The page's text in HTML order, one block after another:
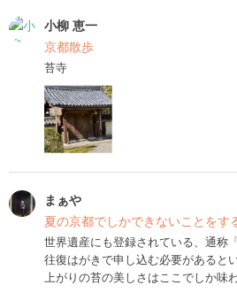
小柳 恵一
京都散歩
苔寺
まぁや
夏の京都でしかできないことをす
世界遺産にも登録されている、通称
往復はがきで申し込む必要があると
上がりの苔の美しさはここでしか味